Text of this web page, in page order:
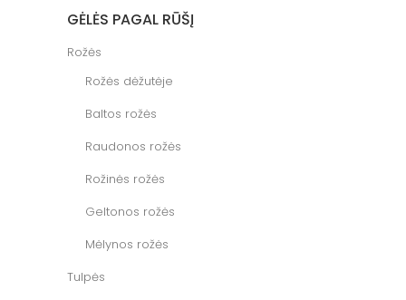
GĖLĖS PAGAL RŪŠĮ
Rožės
Rožės dėžutėje
Baltos rožės
Raudonos rožės
Rožinės rožės
Geltonos rožės
Mėlynos rožės
Tulpės